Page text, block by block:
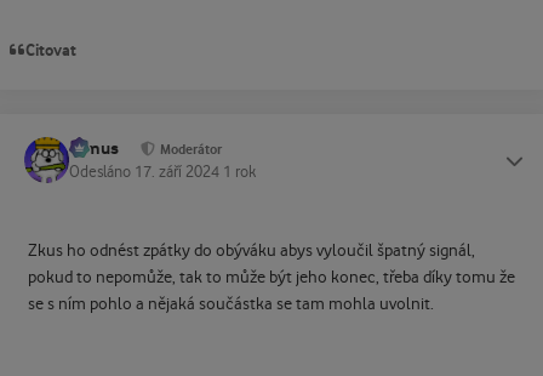
Citovat
tomus Moderátor
Odesláno 17. září 2024 1 rok
Zkus ho odnést zpátky do obýváku abys vyloučil špatný signál,
pokud to nepomůže, tak to může být jeho konec, třeba díky tomu že
se s ním pohlo a nějaká součástka se tam mohla uvolnit.